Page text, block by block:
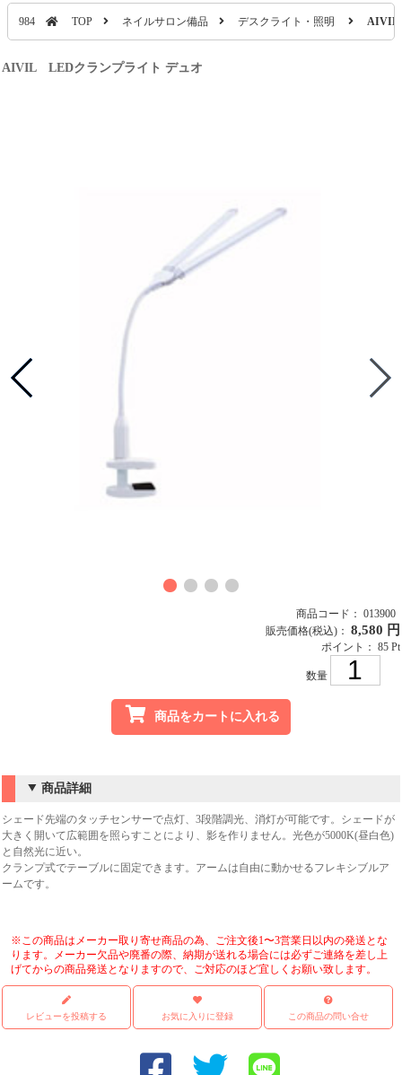
984 TOP ネイルサロン備品 デスクライト・照明 AIVIL
AIVIL LEDクランプライト デュオ
商品コード： 013900
販売価格(税込)： 8,580 円
ポイント： 85 Pt
数量
商品をカートに入れる
商品詳細
シェード先端のタッチセンサーで点灯、3段階調光、消灯が可能です。シェードが
大きく開いて広範囲を照らすことにより、影を作りません。光色が5000K(昼白色)
と自然光に近い。
クランプ式でテーブルに固定できます。アームは自由に動かせるフレキシブルア
ームです。
※この商品はメーカー取り寄せ商品の為、ご注文後1〜3営業日以内の発送とな
ります。メーカー欠品や廃番の際、納期が送れる場合には必ずご連絡を差し上
げてからの商品発送となりますので、ご対応のほど宜しくお願い致します。
レビューを投稿する お気に入りに登録 この商品の問い合せ